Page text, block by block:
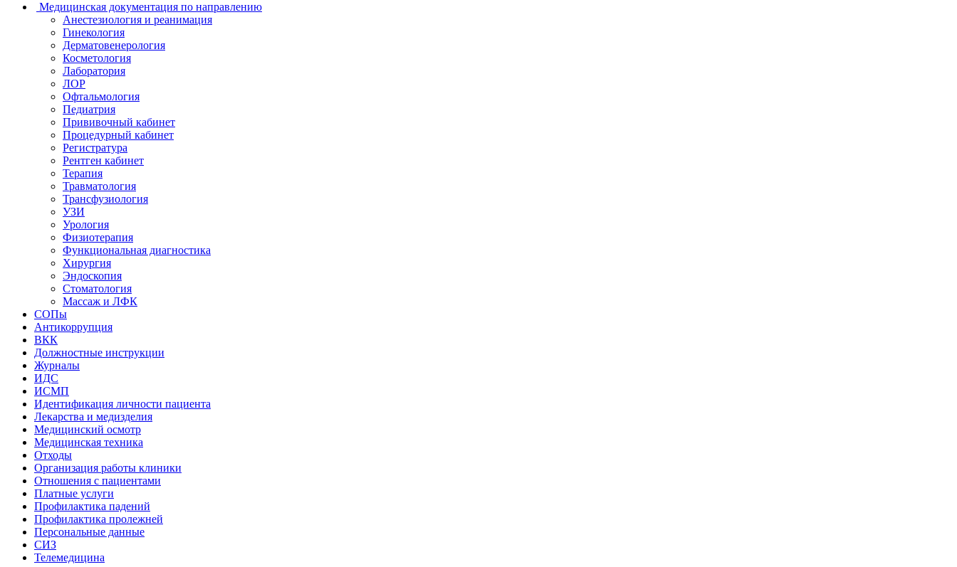
Медицинская документация по направлению
Анестезиология и реанимация
Гинекология
Дерматовенерология
Косметология
Лаборатория
ЛОР
Офтальмология
Педиатрия
Прививочный кабинет
Процедурный кабинет
Регистратура
Рентген кабинет
Терапия
Травматология
Трансфузиология
УЗИ
Урология
Физиотерапия
Функциональная диагностика
Хирургия
Эндоскопия
Стоматология
Массаж и ЛФК
СОПы
Антикоррупция
ВКК
Должностные инструкции
Журналы
ИДС
ИСМП
Идентификация личности пациента
Лекарства и медизделия
Медицинский осмотр
Медицинская техника
Отходы
Организация работы клиники
Отношения с пациентами
Платные услуги
Профилактика падений
Профилактика пролежней
Персональные данные
СИЗ
Телемедицина